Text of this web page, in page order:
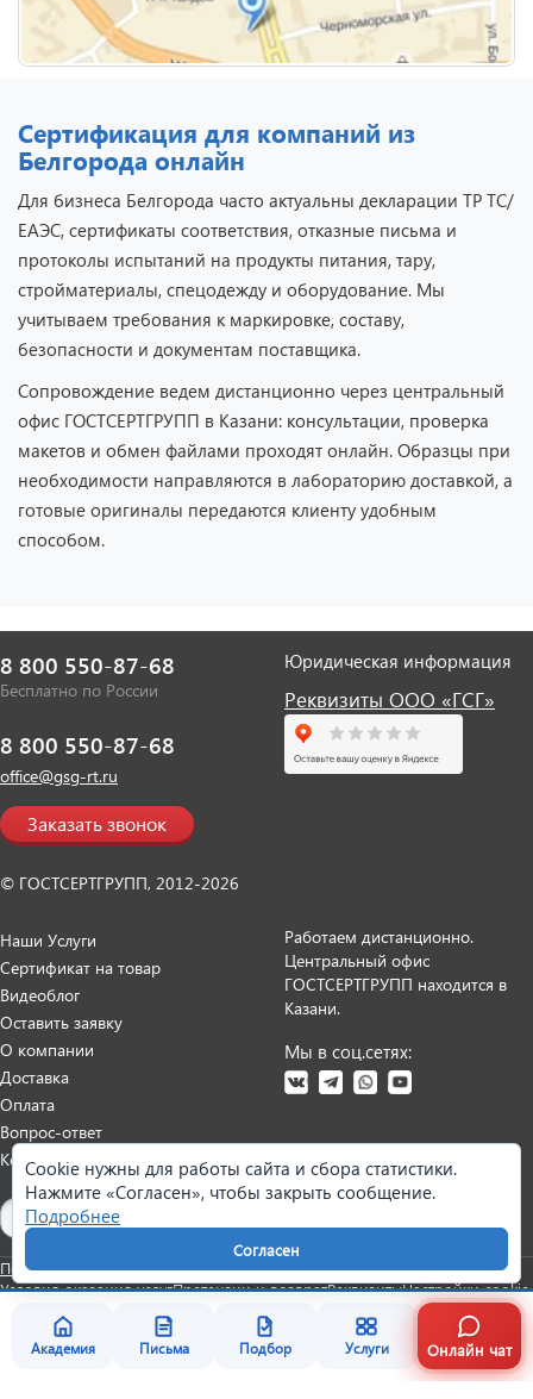
Академия Письма Подбор Услуги Онлайн чат
Сертификация для компаний из
Белгорода онлайн
Для бизнеса Белгорода часто актуальны декларации ТР ТС/
ЕАЭС, сертификаты соответствия, отказные письма и
протоколы испытаний на продукты питания, тару,
стройматериалы, спецодежду и оборудование. Мы
учитываем требования к маркировке, составу,
безопасности и документам поставщика.
Сопровождение ведем дистанционно через центральный
офис ГОСТСЕРТГРУПП в Казани: консультации, проверка
макетов и обмен файлами проходят онлайн. Образцы при
необходимости направляются в лабораторию доставкой, а
готовые оригиналы передаются клиенту удобным
способом.
8 800 550-87-68
Бесплатно по России
8 800 550-87-68
office@gsg-rt.ru
Заказать звонок
© ГОСТСЕРТГРУПП, 2012-2026
Юридическая информация
Реквизиты ООО «ГСГ»
Наши Услуги
Сертификат на товар
Видеоблог
Оставить заявку
О компании
Доставка
Оплата
Вопрос-ответ
Контакты
Работаем дистанционно.
Центральный офис
ГОСТСЕРТГРУПП находится в
Казани.
Мы в соц.сетях:
Политика персональных данныхСогласие на обработку данных
Условия оказания услугПретензии и возвратРеквизитыНастройки cookie
Cookie нужны для работы сайта и сбора статистики.
Нажмите «Согласен», чтобы закрыть сообщение.
Подробнее
Согласен